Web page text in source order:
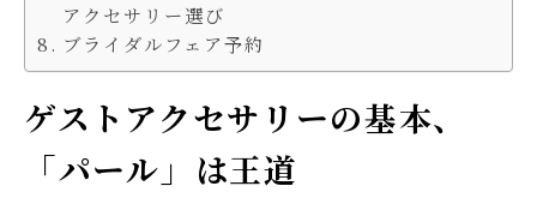
アクセサリー選び
ブライダルフェア予約
ゲストアクセサリーの基本、
「パール」は王道